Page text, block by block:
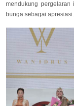
mendukung
bunga sebagai apresiasi.